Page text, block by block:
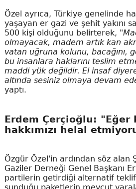
Özel ayrıca, Türkiye genelinde
yaşayan er gazi ve şehit yakını
500 kişi olduğunu belirterek,
olmayacak, madem artık kan
vatan uğruna kolunu, bacağını,
bu insanlara haklarını teslim
maddi yük değildir. El insaf
altında sesiniz olmaya devam
yaptı.
Erdem Çerçioğlu: "Eğer
hakkımızı helal
Özgür Özel'in ardından söz alan
Gaziler Derneği Genel Başkanı
partilerin getirdiği alternatif